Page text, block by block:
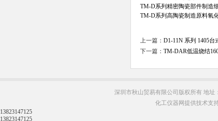
TM-D系列精密陶瓷部件制造
TM-D系列高陶瓷制造原料氧
上一篇： D1-11N 系列 1405
下一篇： TM-DAR低温烧结
深圳市秋山贸易有限公司版权所有 地址
化工仪器网提供技术支
13823147125
13823147125